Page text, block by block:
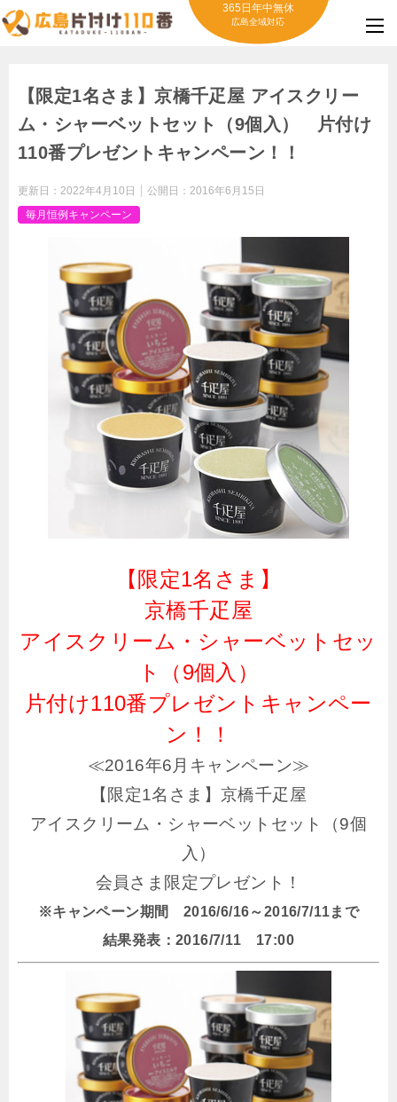
365日年中無休
広島全域対応
【限定1名さま】京橋千疋屋 アイスクリー
ム・シャーベットセット（9個入） 片付け
110番プレゼントキャンペーン！！
更新日： 2022年4月10日 公開日： 2016年6月15日
毎月恒例キャンペーン
【限定1名さま】
京橋千疋屋
アイスクリーム・シャーベットセッ
ト（9個入）
片付け110番プレゼントキャンペー
ン！！
≪2016年6月キャンペーン≫
【限定1名さま】京橋千疋屋
アイスクリーム・シャーベットセット（9個
入）
会員さま限定プレゼント！
※キャンペーン期間 2016/6/16～2016/7/11まで
結果発表：2016/7/11 17:00